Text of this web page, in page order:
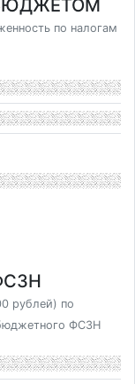
по налогам
рублей) по
ФСЗН